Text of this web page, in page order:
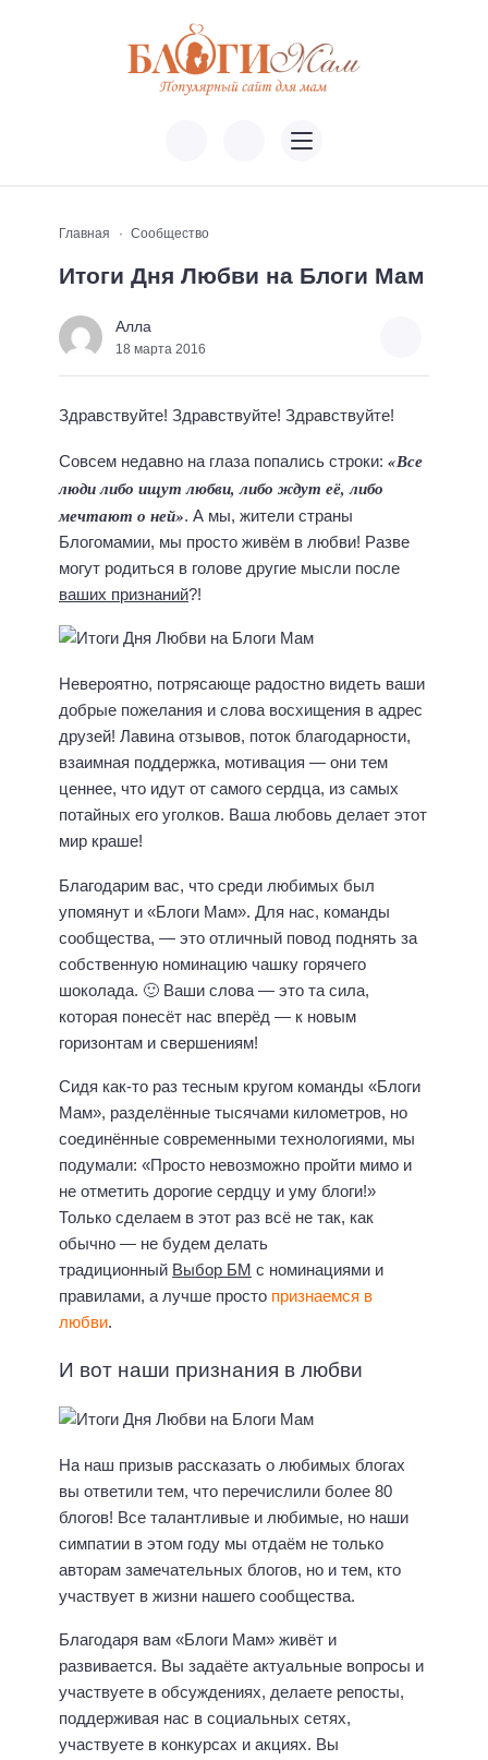
Главная Сообщество
Итоги Дня Любви на Блоги Мам
Алла
18 марта 2016
Здравствуйте! Здравствуйте! Здравствуйте!
Совсем недавно на глаза попались строки: «Все
люди либо ищут любви, либо ждут её, либо
мечтают о ней». А мы, жители страны
Блогомамии, мы просто живём в любви! Разве
могут родиться в голове другие мысли после
ваших признаний?!
Невероятно, потрясающе радостно видеть ваши
добрые пожелания и слова восхищения в адрес
друзей! Лавина отзывов, поток благодарности,
взаимная поддержка, мотивация — они тем
ценнее, что идут от самого сердца, из самых
потайных его уголков. Ваша любовь делает этот
мир краше!
Благодарим вас, что среди любимых был
упомянут и «Блоги Мам». Для нас, команды
сообщества, — это отличный повод поднять за
собственную номинацию чашку горячего
шоколада. 🙂 Ваши слова — это та сила,
которая понесёт нас вперёд — к новым
горизонтам и свершениям!
Сидя как-то раз тесным кругом команды «Блоги
Мам», разделённые тысячами километров, но
соединённые современными технологиями, мы
подумали: «Просто невозможно пройти мимо и
не отметить дорогие сердцу и уму блоги!»
Только сделаем в этот раз всё не так, как
обычно — не будем делать
традиционный Выбор БМ с номинациями и
правилами, а лучше просто признаемся в
любви.
И вот наши признания в любви
На наш призыв рассказать о любимых блогах
вы ответили тем, что перечислили более 80
блогов! Все талантливые и любимые, но наши
симпатии в этом году мы отдаём не только
авторам замечательных блогов, но и тем, кто
участвует в жизни нашего сообщества.
Благодаря вам «Блоги Мам» живёт и
развивается. Вы задаёте актуальные вопросы и
участвуете в обсуждениях, делаете репосты,
поддерживая нас в социальных сетях,
участвуете в конкурсах и акциях. Вы